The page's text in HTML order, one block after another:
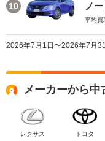
10 ノー
平均買
2026年7月1日〜2026年7月
メーカーから
レクサス トヨタ